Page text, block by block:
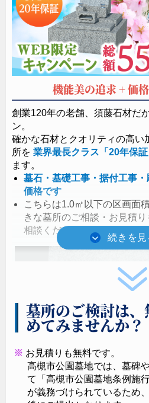
機能美の追求 + 価
創業120年の老舗、須藤石材だ
ン。
確かな石材とクオリティの高い
所を 業界最長クラス 「20年保証
ます。
墓石・基礎工事・据付工事
価格です
こちらは1.0㎡以下の区画面
きな墓所のご相談・お見積
相談ください。
墓所のご検討は
めてみませんか？
お見積りも無料です。
高槻市公園墓地では、墓碑
て「高槻市公園墓地条例施
が義務づけられているため